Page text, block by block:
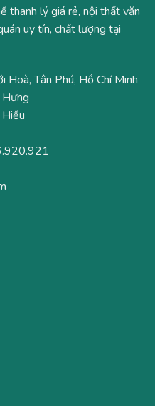
thanh lý giá rẻ, nội thất văn
uy tín, chất lượng tại
Hoà, Tân Phú, Hồ Chí Minh